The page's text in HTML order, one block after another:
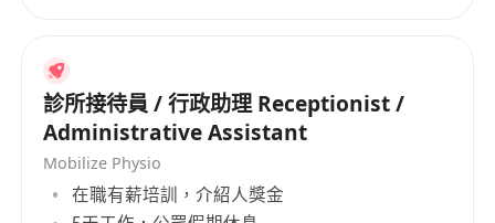
內部全職職位甄選。
診所接待員 / 行政助理 Receptionist /
Administrative Assistant
Mobilize Physio
在職有薪培訓，介紹人獎金